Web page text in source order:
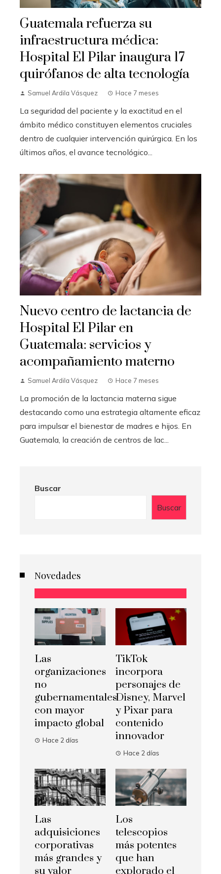
Guatemala refuerza su
infraestructura médica:
Hospital El Pilar inaugura 17
quirófanos de alta tecnología
Samuel Ardila Vásquez Hace 7 meses
La seguridad del paciente y la exactitud en el
ámbito médico constituyen elementos cruciales
dentro de cualquier intervención quirúrgica. En los
últimos años, el avance tecnológico...
Nuevo centro de lactancia de
Hospital El Pilar en
Guatemala: servicios y
acompañamiento materno
Samuel Ardila Vásquez Hace 7 meses
La promoción de la lactancia materna sigue
destacando como una estrategia altamente eficaz
para impulsar el bienestar de madres e hijos. En
Guatemala, la creación de centros de lac...
Buscar
Buscar
Novedades
Las
organizaciones
no
gubernamentales
con mayor
impacto global
Hace 2 días
TikTok
incorpora
personajes de
Disney, Marvel
y Pixar para
contenido
innovador
Hace 2 días
Las
adquisiciones
corporativas
más grandes y
su valor
Los
telescopios
más potentes
que han
explorado el